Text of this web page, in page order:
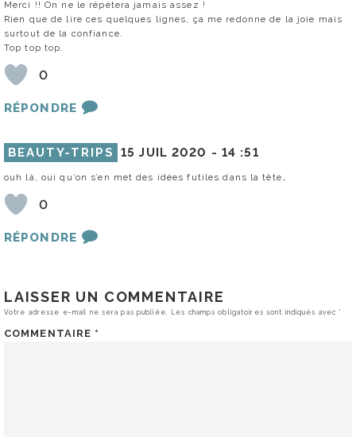
Merci !! On ne le répétera jamais assez !
Rien que de lire ces quelques lignes, ça me redonne de la joie mais
surtout de la confiance.
Top top top.
0
RÉPONDRE
BEAUTY-TRIPS 15 JUIL 2020 - 14 :51
ouh là, oui qu’on s’en met des idées futiles dans la tête…
0
RÉPONDRE
LAISSER UN COMMENTAIRE
Votre adresse e-mail ne sera pas publiée. Les champs obligatoires sont indiqués avec*
COMMENTAIRE *